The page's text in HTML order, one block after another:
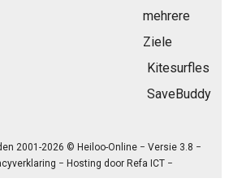
mehrere
Ziele
Kitesurfles
SaveBuddy
2001-2026 © Heiloo-Online − Versie 3.8 −
− Hosting doorRefa ICT −